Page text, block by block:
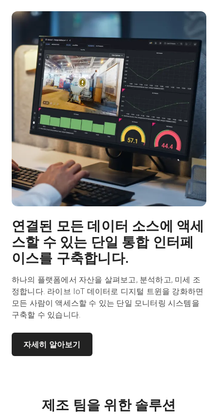
연결된 모든 데이터 소스에 액세
스할 수 있는 단일 통합 인터페
이스를 구축합니다.
하나의 플랫폼에서 자산을 살펴보고, 분석하고, 미세 조
정합니다. 라이브 IoT 데이터로 디지털 트윈을 강화하면
모든 사람이 액세스할 수 있는 단일 모니터링 시스템을
구축할 수 있습니다.
자세히 알아보기
제조 팀을 위한 솔루션